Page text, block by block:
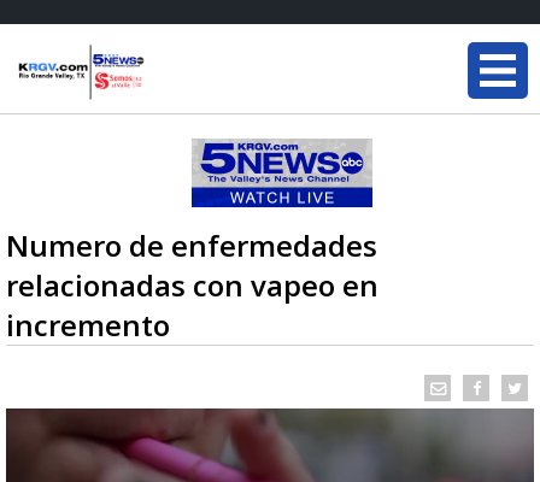
Numero de enfermedades
relacionadas con vapeo en
incremento